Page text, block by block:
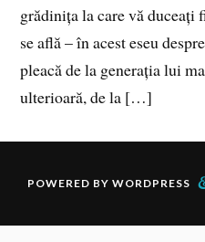
grădinița la care vă
se află – în acest eseu
pleacă de la generația lui
ulterioară, de la […]
POWERED BY WORDPRESS